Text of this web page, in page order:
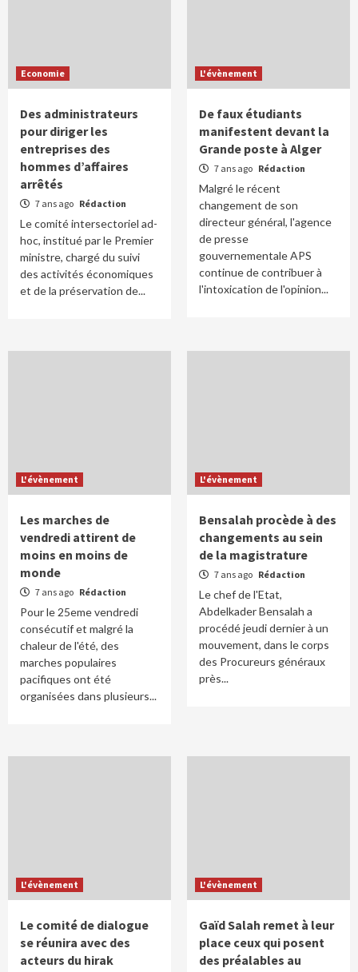
Economie
Des administrateurs
pour diriger les
entreprises des
hommes d’affaires
arrêtés
7 ans ago Rédaction
Le comité intersectoriel ad-
hoc, institué par le Premier
ministre, chargé du suivi
des activités économiques
et de la préservation de...
L'évènement
De faux étudiants
manifestent devant la
Grande poste à Alger
7 ans ago Rédaction
Malgré le récent
changement de son
directeur général, l'agence
de presse
gouvernementale APS
continue de contribuer à
l'intoxication de l'opinion...
L'évènement
Les marches de
vendredi attirent de
moins en moins de
monde
7 ans ago Rédaction
Pour le 25eme vendredi
consécutif et malgré la
chaleur de l'été, des
marches populaires
pacifiques ont été
organisées dans plusieurs...
L'évènement
Bensalah procède à des
changements au sein
de la magistrature
7 ans ago Rédaction
Le chef de l'Etat,
Abdelkader Bensalah a
procédé jeudi dernier à un
mouvement, dans le corps
des Procureurs généraux
près...
L'évènement
Le comité de dialogue
se réunira avec des
acteurs du hirak
L'évènement
Gaïd Salah remet à leur
place ceux qui posent
des préalables au